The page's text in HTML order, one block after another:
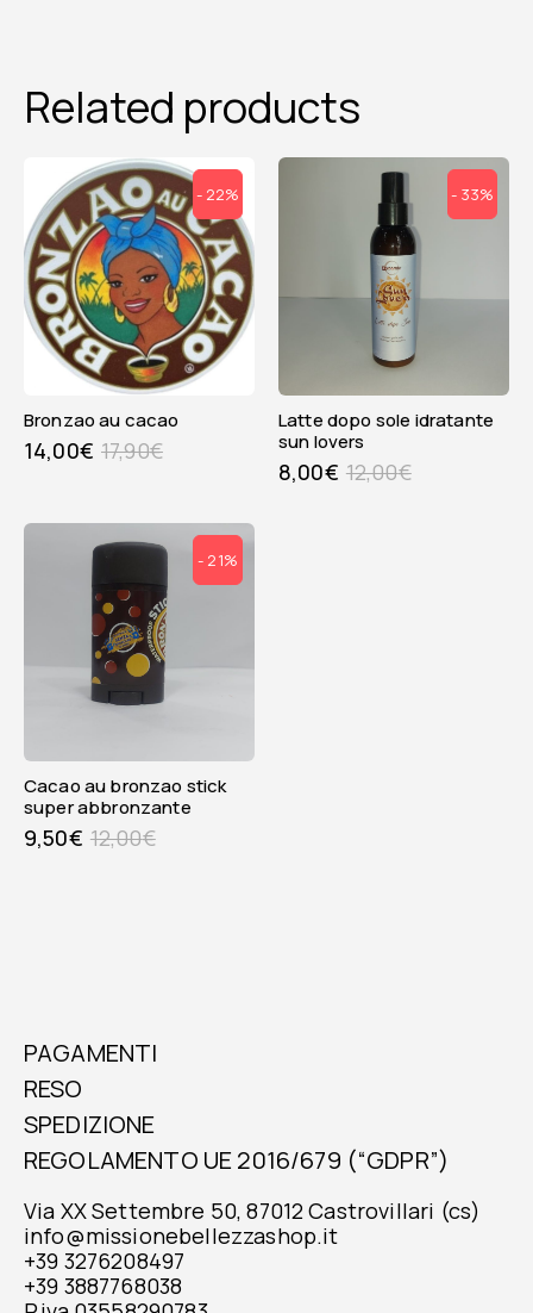
Related products
- 22%
bronzao au cacao
17,90€
14,00€
- 33%
latte dopo sole idratante
sun lovers
12,00€
8,00€
- 21%
cacao au bronzao stick
super abbronzante
12,00€
9,50€
PAGAMENTI
RESO
SPEDIZIONE
REGOLAMENTO UE 2016/679 (“GDPR”)
Via XX Settembre 50, 87012 Castrovillari (cs)
info@missionebellezzashop.it
+39 3276208497
+39 3887768038